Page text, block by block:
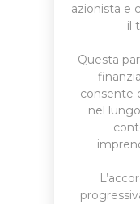
azionista e
il
Questa
consente
nel